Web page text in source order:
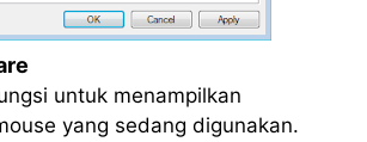
untuk menampilkan
yang sedang digunakan.